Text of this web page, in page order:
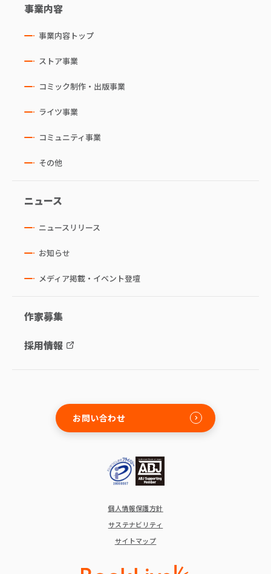
事業内容
事業内容トップ
ストア事業
コミック制作・出版事業
ライツ事業
コミュニティ事業
その他
ニュース
ニュースリリース
お知らせ
メディア掲載・イベント登壇
作家募集
採用情報
お問い合わせ
個人情報保護方針
サステナビリティ
サイトマップ